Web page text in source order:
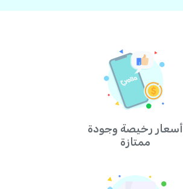
أسعار رخيصة وجودة
ممتازة